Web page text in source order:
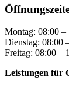
Montag: 08:00 –
Dienstag: 08:00
Freitag: 08:00 –
Leistungen für